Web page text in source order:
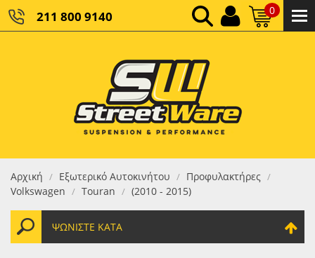
211 800 9140 0
ΚΑΘΑΡΌ ΣΎΝΟΛΟ:
ΤΕΛΙΚΌ ΣΎΝΟΛΟ:0,00 €
Αρχική / Εξωτερικό Αυτοκινήτου / Προφυλακτήρες /
Volkswagen / Touran / (2010 - 2015)
ΨΩΝΊΣΤΕ ΚΑΤΆ